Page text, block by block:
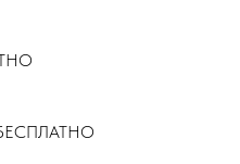
БЕСПЛАТНО